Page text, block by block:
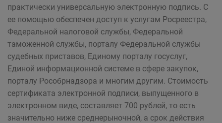
практически универсальную электронную подпись. С
ее помощью обеспечен доступ к услугам Росреестра,
Федеральной налоговой службы, Федеральной
таможенной службы, порталу Федеральной службы
судебных приставов, Единому порталу госуслуг,
Единой информационной системе в сфере закупок,
порталу Рособрнадзора и многим другим. Стоимость
сертификата электронной подписи, выпущенного в
электронном виде, составляет 700 рублей, то есть
значительно ниже среднерыночной, а срок действия